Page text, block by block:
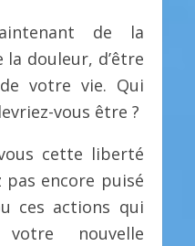
de la
douleur, d’être
votre vie. Qui
vous être ?
cette liberté
pas encore puisé
ces actions qui
nouvelle